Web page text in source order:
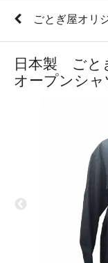
ごとぎ屋オリ
日本製 ごと
オープンシ